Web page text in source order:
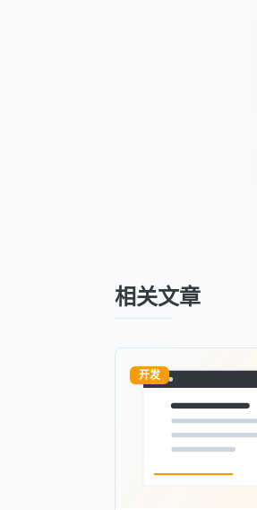
相关文章
开发